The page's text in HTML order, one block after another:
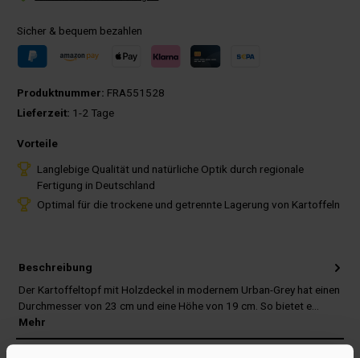
Sicher & bequem bezahlen
Produktnummer: FRA551528
Lieferzeit: 1-2 Tage
Vorteile
Langlebige Qualität und natürliche Optik durch regionale
Fertigung in Deutschland
Optimal für die trockene und getrennte Lagerung von Kartoffeln
Beschreibung
Der Kartoffeltopf mit Holzdeckel in modernem Urban-Grey hat einen
Durchmesser von 23 cm und eine Höhe von 19 cm. So bietet e…
Mehr